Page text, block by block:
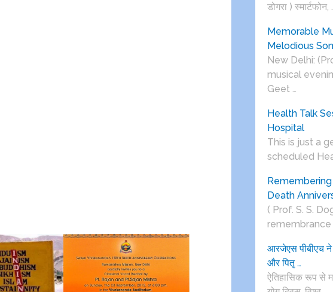
डोगरा ) स्मार्टफोन,
Memorable
Melodious
New Delhi:
musical
Geet …
Health Talk
Hospital
This is just a
scheduled
Death
( Prof. S. S.
remembrance
आरजेएस पीबीएच
और पितृ …
ऐतिहासिक रूप से